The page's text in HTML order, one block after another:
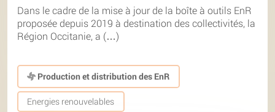
Dans le cadre de la mise à jour de la boîte à outils EnR
proposée depuis 2019 à destination des collectivités, la
Région Occitanie, a (…)
Production et distribution des EnR
Energies renouvelables